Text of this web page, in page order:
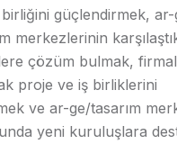
güçlendirmek, ar-
merkezlerinin
çözüm bulmak,
proje ve iş birliklerini
ve ar-ge/tasarım
yeni kuruluşlara